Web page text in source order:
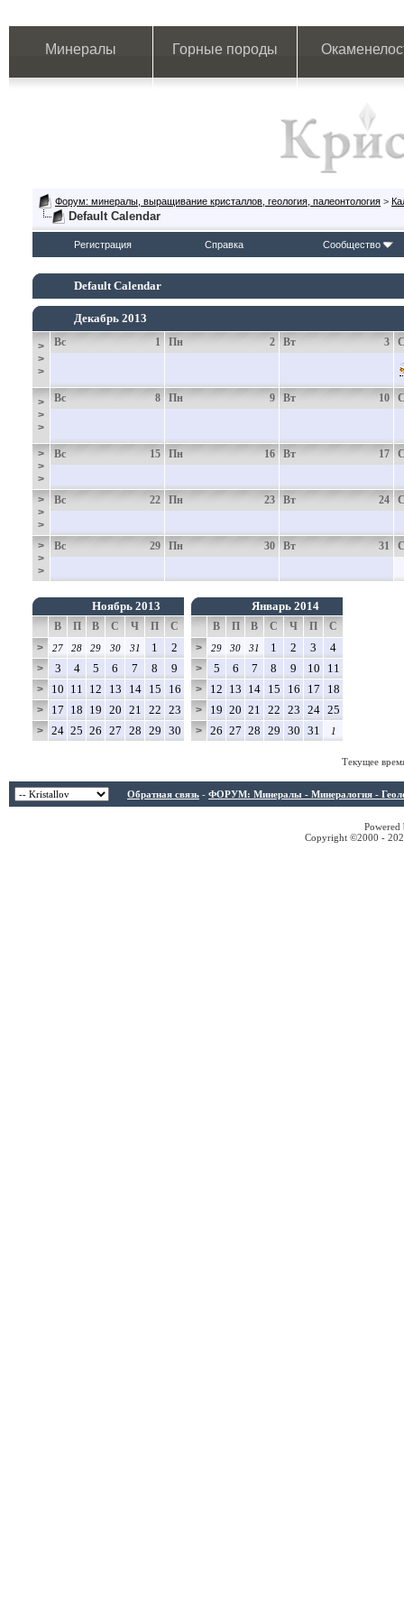
Минералы Горные породы
Форум: минералы, выращивание кристаллов, геология, палеонтология >
Default Calendar
Регистрация Справка Сообщество
Default Calendar
Декабрь 2013
>
>
>
1
Вс 2
Пн 3
Вт
>
>
>
8
Вс 9
Пн 10
Вт
>
>
>
15
Вс 16
Пн 17
Вт
>
>
>
22
Вс 23
Пн 24
Вт
>
>
>
29
Вс 30
Пн 31
Вт
Ноябрь 2013
В П В С Ч П
С
>
27 28 29 30 31 1 2
> 3 4 5 6 7 8 9
> 10 11 12 13 14 15 16
> 17 18 19 20 21 22 23
> 24 25 26 27 28 29 30
Январь 2014
В П В С Ч П
С
>
29 30 31 1 2 3 4
> 5 6 7 8 9 10 11
> 12 13 14 15 16 17 18
> 19 20 21 22 23 24 25
> 26 27 28 29 30 31 1
Текущее
Обратная связь - ФОРУМ: Минералы - Минералогия -
Copyright ©2000 -